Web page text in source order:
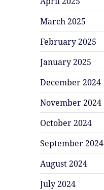
March 2025
February 2025
January 2025
December 2024
November 2024
October 2024
September 2024
August 2024
July 2024